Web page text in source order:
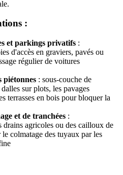
:
et parkings privatifs :
d'accès en graviers, pavés ou
régulier de voitures
piétonnes : sous-couche de
sur plots, les pavages
terrasses en bois pour bloquer la
et de tranchées :
drains agricoles ou des cailloux de
colmatage des tuyaux par les